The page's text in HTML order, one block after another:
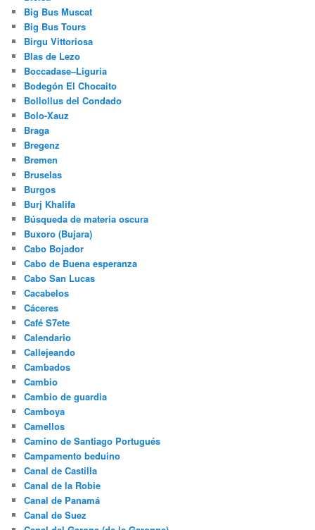
Big Bus Muscat
Big Bus Tours
Birgu Vittoriosa
Blas de Lezo
Boccadase–Liguria
Bodegón El Chocaito
Bollollus del Condado
Bolo-Xauz
Braga
Bregenz
Bremen
Bruselas
Burgos
Burj Khalifa
Búsqueda de materia oscura
Buxoro (Bujara)
Cabo Bojador
Cabo de Buena esperanza
Cabo San Lucas
Cacabelos
Cáceres
Café S7ete
Calendario
Callejeando
Cambados
Cambio
Cambio de guardia
Camboya
Camellos
Camino de Santiago Portugués
Campamento beduino
Canal de Castilla
Canal de la Robie
Canal de Panamá
Canal de Suez